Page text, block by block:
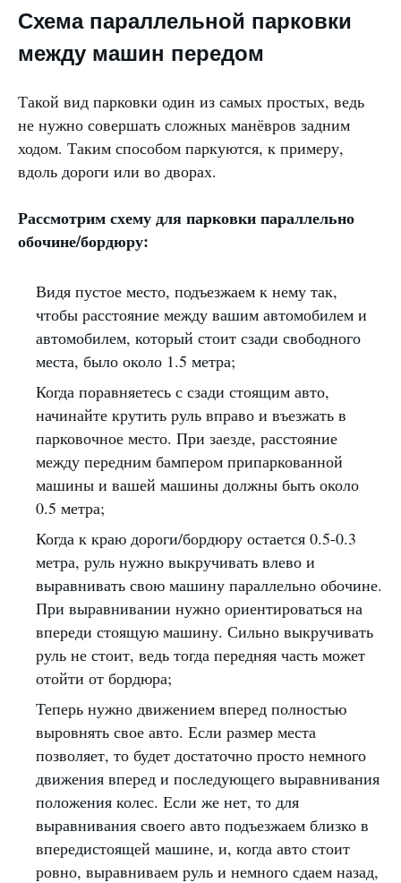
Схема параллельной парковки
между машин передом
Такой вид парковки один из самых простых, ведь
не нужно совершать сложных манёвров задним
ходом. Таким способом паркуются, к примеру,
вдоль дороги или во дворах.
Рассмотрим схему для парковки параллельно
обочине/бордюру:
Видя пустое место, подъезжаем к нему так,
чтобы расстояние между вашим автомобилем и
автомобилем, который стоит сзади свободного
места, было около 1.5 метра;
Когда поравняетесь с сзади стоящим авто,
начинайте крутить руль вправо и въезжать в
парковочное место. При заезде, расстояние
между передним бампером припаркованной
машины и вашей машины должны быть около
0.5 метра;
Когда к краю дороги/бордюру остается 0.5-0.3
метра, руль нужно выкручивать влево и
выравнивать свою машину параллельно обочине.
При выравнивании нужно ориентироваться на
впереди стоящую машину. Сильно выкручивать
руль не стоит, ведь тогда передняя часть может
отойти от бордюра;
Теперь нужно движением вперед полностью
выровнять свое авто. Если размер места
позволяет, то будет достаточно просто немного
движения вперед и последующего выравнивания
положения колес. Если же нет, то для
выравнивания своего авто подъезжаем близко в
впередистоящей машине, и, когда авто стоит
ровно, выравниваем руль и немного сдаем назад,